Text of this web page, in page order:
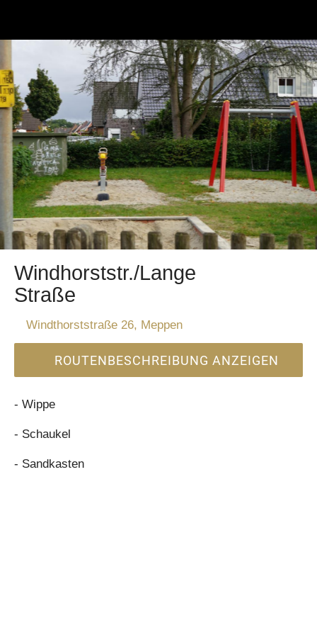
Windhorststr./Lange
Straße
Windthorststraße 26, Meppen
ROUTENBESCHREIBUNG ANZEIGEN
- Wippe
- Schaukel
- Sandkasten